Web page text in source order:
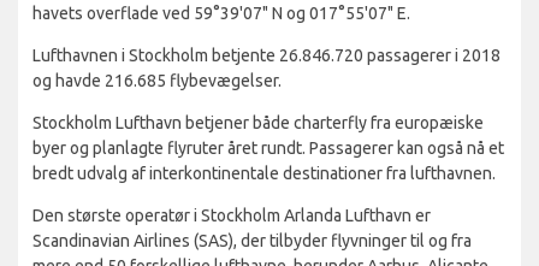
havets overflade ved 59°39'07" N og 017°55'07" E.
Lufthavnen i Stockholm betjente 26.846.720 passagerer i 2018
og havde 216.685 flybevægelser.
Stockholm Lufthavn betjener både charterfly fra europæiske
byer og planlagte flyruter året rundt. Passagerer kan også nå et
bredt udvalg af interkontinentale destinationer fra lufthavnen.
Den største operatør i Stockholm Arlanda Lufthavn er
Scandinavian Airlines (SAS), der tilbyder flyvninger til og fra